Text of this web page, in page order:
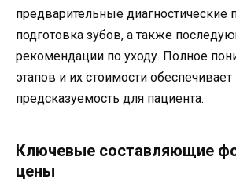
предварительные диагностические
подготовка зубов, а также
рекомендации по уходу. Полное
этапов и их стоимости
предсказуемость для пациента.
Ключевые составляющие
цены